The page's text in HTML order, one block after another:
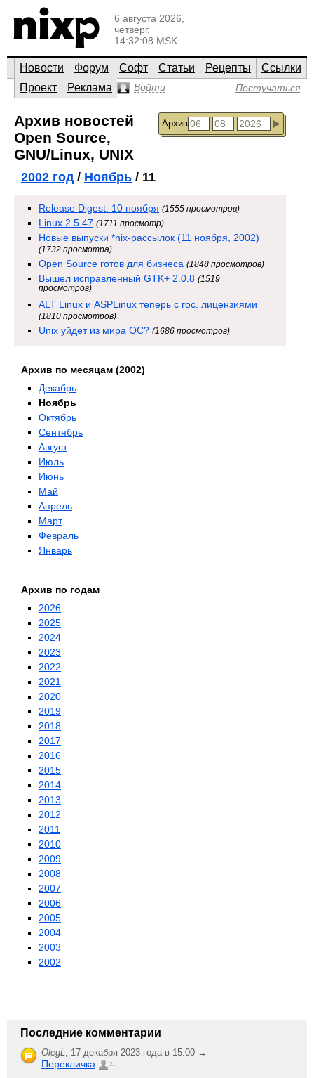
6 августа 2026,
четверг,
14:32:08 MSK
Новости Форум Софт Статьи Рецепты
Ссылки
Проект
Реклама Войти Постучаться
Архив
Архив новостей
Open Source,
GNU/Linux, UNIX
2002 год/ Ноябрь / 11
Release Digest: 10 ноября (1555 просмотров)
Linux 2.5.47 (1711 просмотр)
Новые выпуски *nix-рассылок (11 ноября, 2002)
(1732 просмотра)
Open Source готов для бизнеса (1848 просмотров)
Вышел исправленный GTK+ 2.0.8 (1519
просмотров)
ALT Linux и ASPLinux теперь с гос. лицензиями
(1810 просмотров)
Unix уйдет из мира ОС? (1686 просмотров)
Архив по месяцам (2002)
Декабрь
Ноябрь
Октябрь
Сентябрь
Август
Июль
Июнь
Май
Апрель
Март
Февраль
Январь
Архив по годам
2026
2025
2024
2023
2022
2021
2020
2019
2018
2017
2016
2015
2014
2013
2012
2011
2010
2009
2008
2007
2006
2005
2004
2003
2002
Последние комментарии
OlegL, 17 декабря 2023 года в 15:00 →
Перекличка 21